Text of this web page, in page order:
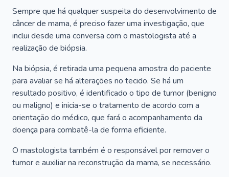
Sempre que há qualquer suspeita do desenvolvimento de
câncer de mama, é preciso fazer uma investigação, que
inclui desde uma conversa com o mastologista até a
realização de biópsia.
Na biópsia, é retirada uma pequena amostra do paciente
para avaliar se há alterações no tecido. Se há um
resultado positivo, é identificado o tipo de tumor (benigno
ou maligno) e inicia-se o tratamento de acordo com a
orientação do médico, que fará o acompanhamento da
doença para combatê-la de forma eficiente.
O mastologista também é o responsável por remover o
tumor e auxiliar na reconstrução da mama, se necessário.